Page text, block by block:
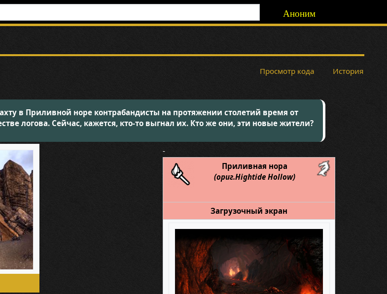
Аноним
Просмотр кода История
в Приливной норе контрабандисты на протяжении столетий время от
логова. Сейчас, кажется, кто-то выгнал их. Кто же они, эти новые жители?
-
Приливная нора
(ориг.Hightide Hollow)
Загрузочный экран